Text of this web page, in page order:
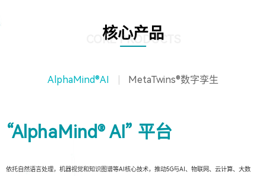
核心产品
CORE PRODUCTS
AlphaMind®AI MetaTwins®数字孪生
“AlphaMind® AI” 平台
依托自然语言处理，机器视觉和知识图谱等AI核心技术，推动5G与AI、物联网、云计算、大数